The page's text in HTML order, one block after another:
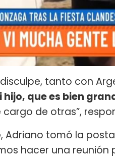
tanto con
hijo, que es bien
de otras”,
Adriano tomó la
hacer una reunión